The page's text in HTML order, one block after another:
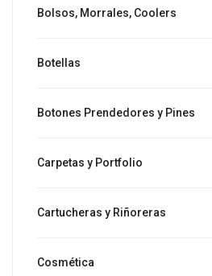
Bolsos, Morrales, Coolers
Botellas
Botones Prendedores y Pines
Carpetas y Portfolio
Cartucheras y Riñoreras
Cosmética